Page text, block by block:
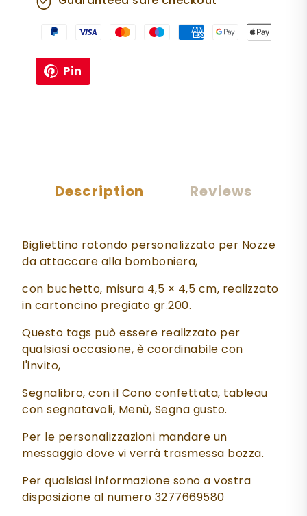
Pin
Description Reviews
Bigliettino rotondo personalizzato per Nozze
da attaccare alla bomboniera,
con buchetto, misura 4,5 × 4,5 cm, realizzato
in cartoncino pregiato gr.200.
Questo tags può essere realizzato per
qualsiasi occasione, è coordinabile con
l'invito,
Segnalibro, con il Cono confettata, tableau
con segnatavoli, Menù, Segna gusto.
Per le personalizzazioni mandare un
messaggio dove vi verrà trasmessa bozza.
Per qualsiasi informazione sono a vostra
disposizione al numero 3277669580